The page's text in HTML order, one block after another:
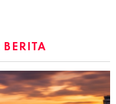
BERITA